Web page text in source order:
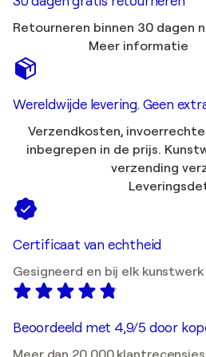
Retourneren binnen 30 dagen
Meer informatie
Wereldwijde levering. Geen
Verzendkosten,
inbegrepen in de prijs.
verzending
Certificaat van echtheid
Gesigneerd en bij elk
Beoordeeld met 4,9/5 door